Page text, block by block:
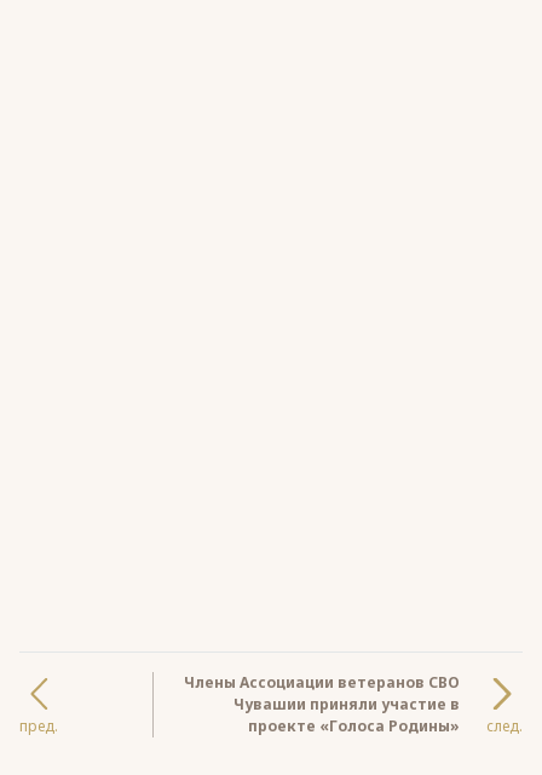
пред.
Члены Ассоциации ветеранов СВО
Чувашии приняли участие в
проекте «Голоса Родины»
след.